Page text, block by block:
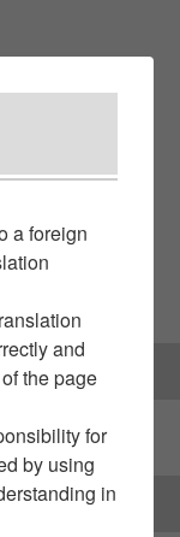
a foreign
and
the page
for
by using
in